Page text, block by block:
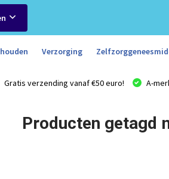
Verzorging
Gratis verzending vanaf €50 euro! A-
Producten getagd